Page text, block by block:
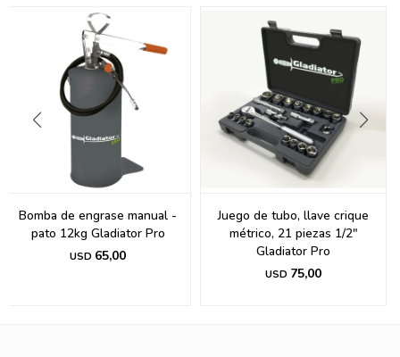
Bomba de engrase manual -
pato 12kg Gladiator Pro
USD 65,00
Juego de tubo, llave crique
métrico, 21 piezas 1/2"
Gladiator Pro
USD 75,00